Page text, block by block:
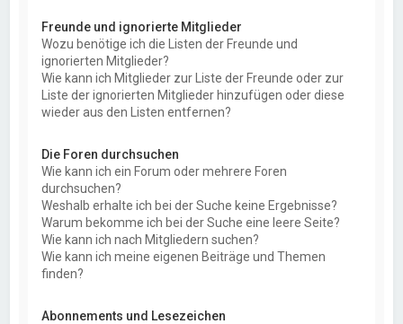
Freunde und ignorierte Mitglieder
Wozu benötige ich die Listen der Freunde und
ignorierten Mitglieder?
Wie kann ich Mitglieder zur Liste der Freunde oder zur
Liste der ignorierten Mitglieder hinzufügen oder diese
wieder aus den Listen entfernen?
Die Foren durchsuchen
Wie kann ich ein Forum oder mehrere Foren
durchsuchen?
Weshalb erhalte ich bei der Suche keine Ergebnisse?
Warum bekomme ich bei der Suche eine leere Seite?
Wie kann ich nach Mitgliedern suchen?
Wie kann ich meine eigenen Beiträge und Themen
finden?
Abonnements und Lesezeichen